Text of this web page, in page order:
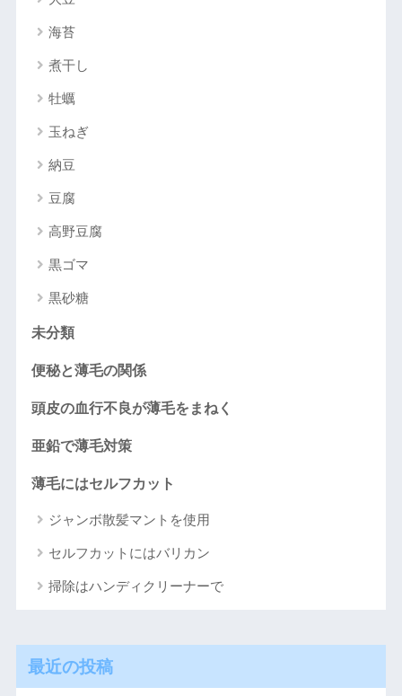
海苔
煮干し
牡蠣
玉ねぎ
納豆
豆腐
高野豆腐
黒ゴマ
黒砂糖
未分類
便秘と薄毛の関係
頭皮の血行不良が薄毛をまねく
亜鉛で薄毛対策
薄毛にはセルフカット
ジャンボ散髪マントを使用
セルフカットにはバリカン
掃除はハンディクリーナーで
最近の投稿